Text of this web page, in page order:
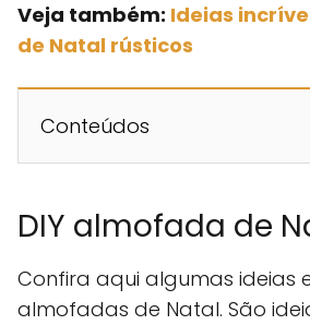
Veja também: Ideias
de Natal rústicos
Conteúdos
DIY almofada de
Confira aqui algumas ideias
almofadas de Natal. São